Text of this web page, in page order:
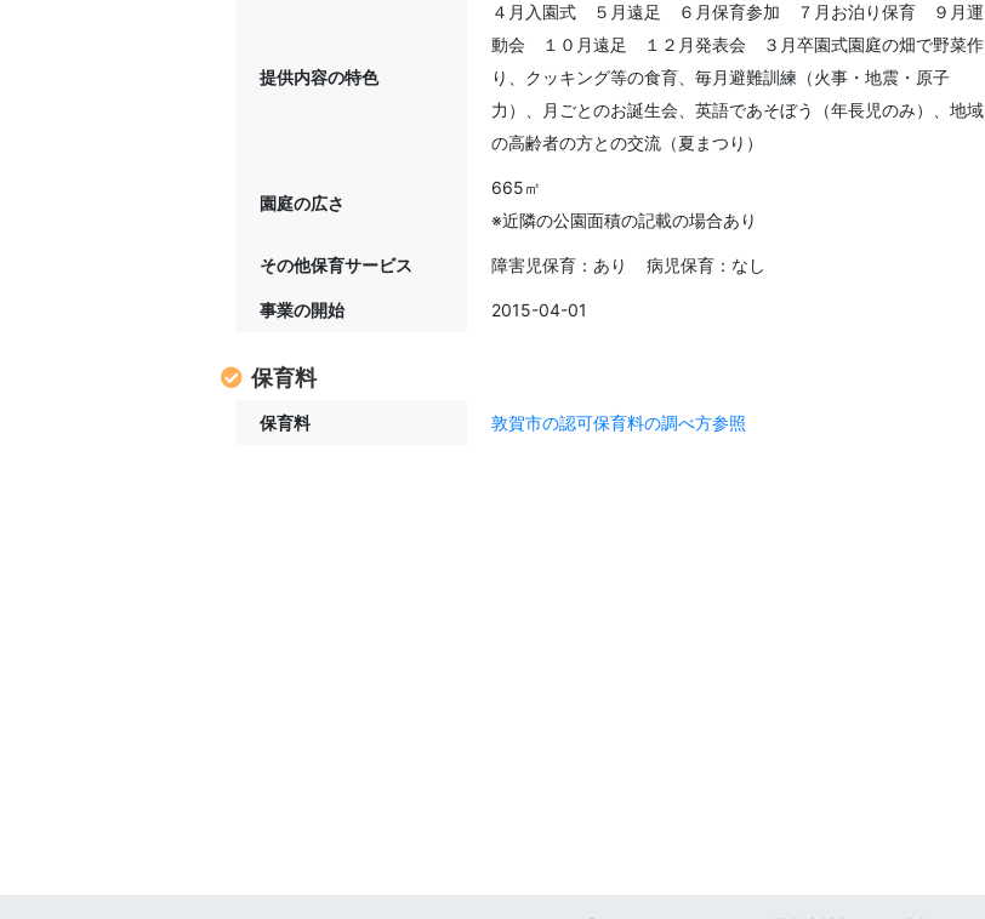
提供内容の特色
４月入園式 ５月遠足 ６月保育参加 ７月お泊り保育 ９月運
動会 １０月遠足 １２月発表会 ３月卒園式園庭の畑で野菜作
り、クッキング等の食育、毎月避難訓練（火事・地震・原子
力）、月ごとのお誕生会、英語であそぼう（年長児のみ）、地域
の高齢者の方との交流（夏まつり）
園庭の広さ
665㎡
※近隣の公園面積の記載の場合あり
その他保育サービス 障害児保育：あり 病児保育：なし
事業の開始 2015-04-01
保育料
保育料 敦賀市の認可保育料の調べ方参照